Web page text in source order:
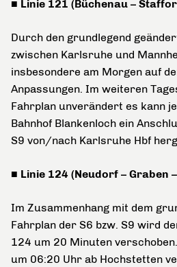
■ Linie 121 (Büchenau –
Durch den grundlegend
zwischen Karlsruhe und
insbesondere am Morgen auf
Anpassungen. Im weiteren
Fahrplan unverändert es kann
Bahnhof Blankenloch ein
S9 von/nach Karlsruhe Hbf
■ Linie 124 (Neudorf – Graben
Im Zusammenhang mit dem
Fahrplan der S6 bzw. S9 wird
124 um 20 Minuten
um 06:20 Uhr ab Hochstetten